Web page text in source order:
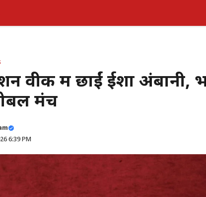
वीक में छाईं ईशा अंबानी,
मंच
6:39 PM